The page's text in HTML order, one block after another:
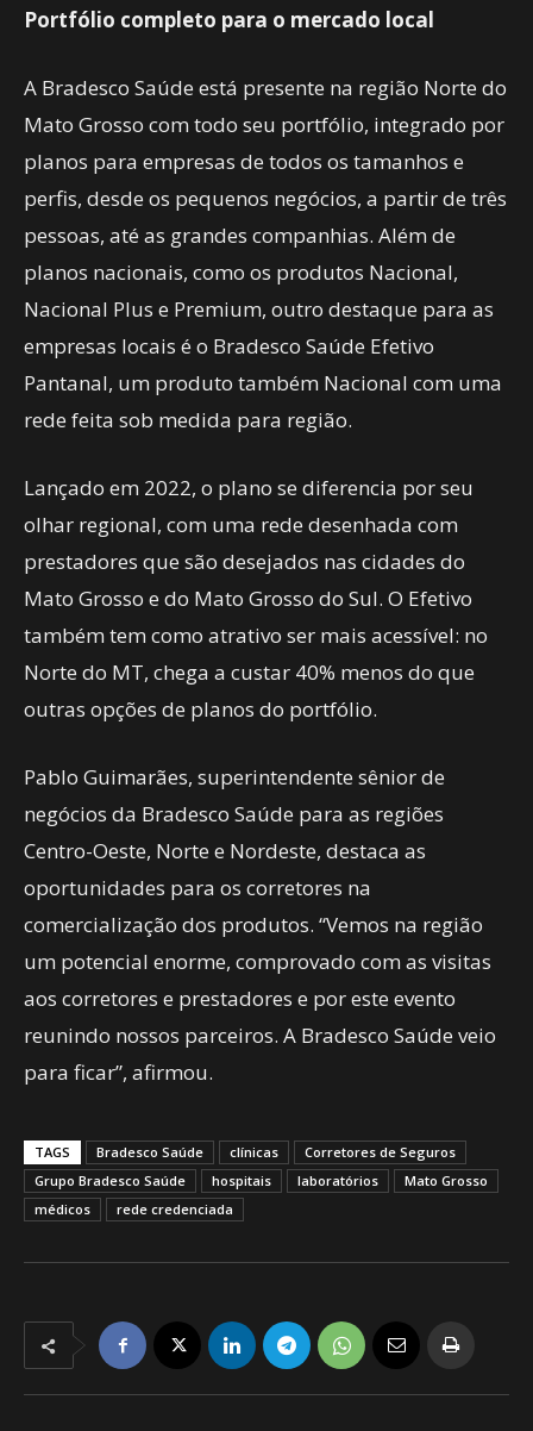
Portfólio completo para o mercado local
A Bradesco Saúde está presente na região Norte do
Mato Grosso com todo seu portfólio, integrado por
planos para empresas de todos os tamanhos e
perfis, desde os pequenos negócios, a partir de três
pessoas, até as grandes companhias. Além de
planos nacionais, como os produtos Nacional,
Nacional Plus e Premium, outro destaque para as
empresas locais é o Bradesco Saúde Efetivo
Pantanal, um produto também Nacional com uma
rede feita sob medida para região.
Lançado em 2022, o plano se diferencia por seu
olhar regional, com uma rede desenhada com
prestadores que são desejados nas cidades do
Mato Grosso e do Mato Grosso do Sul. O Efetivo
também tem como atrativo ser mais acessível: no
Norte do MT, chega a custar 40% menos do que
outras opções de planos do portfólio.
Pablo Guimarães, superintendente sênior de
negócios da Bradesco Saúde para as regiões
Centro-Oeste, Norte e Nordeste, destaca as
oportunidades para os corretores na
comercialização dos produtos. “Vemos na região
um potencial enorme, comprovado com as visitas
aos corretores e prestadores e por este evento
reunindo nossos parceiros. A Bradesco Saúde veio
para ficar”, afirmou.
TAGS Bradesco Saúde clínicas
Corretores de Seguros
Grupo Bradesco Saúde
hospitais laboratórios
Mato Grosso
médicos
rede credenciada